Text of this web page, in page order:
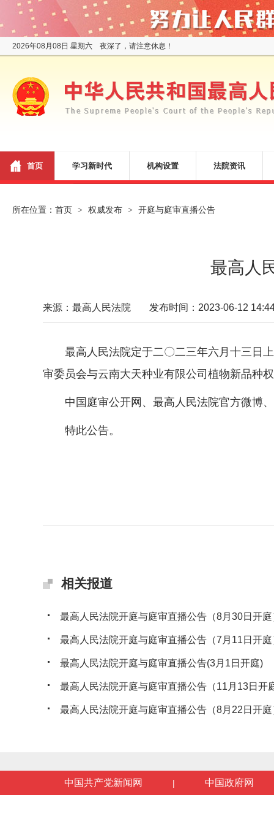
2026年08月08日 星期六 夜深了，请注意休息！
首页 学习新时代 机构设置 法院资讯
所在位置： 首页 > 权威发布 > 开庭与庭审直播公告
最高人
来源：最高人民法院 发布时间：2023-06-12
最高人民法院定于二〇二三年六月十三日
审委员会与云南大天种业有限公司植物新品种
中国庭审公开网、最高人民法院官方微博、
特此公告。
相关报道
最高人民法院开庭与庭审直播公告（8月30日开庭
最高人民法院开庭与庭审直播公告（7月11日开庭
最高人民法院开庭与庭审直播公告(3月1日开庭)
最高人民法院开庭与庭审直播公告（11月13日开
最高人民法院开庭与庭审直播公告（8月22日开庭
中国共产党新闻网 | 中国政府网